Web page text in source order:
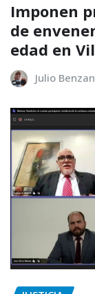
Imponen
de
edad en
Julio